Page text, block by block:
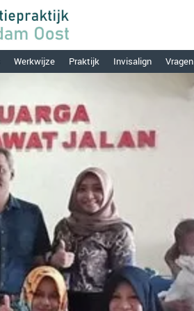
Werkwijze Praktijk Invisalign Vragen